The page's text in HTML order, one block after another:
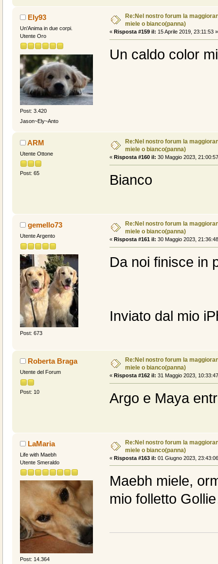
Ely93
Un'Anima in due corpi.
Utente Oro
Post: 3.420
Jason~Ely~Anto
Re:Nel nostro forum la
miele o bianco(panna)
« Risposta #159 il: 15 Aprile 2019, 23:11:53 »
Un caldo color
ARM
Utente Ottone
Post: 65
Re:Nel nostro forum la
miele o bianco(panna)
« Risposta #160 il: 30 Maggio 2023,
Bianco
gemello73
Utente Argento
Post: 673
Re:Nel nostro forum la
miele o bianco(panna)
« Risposta #161 il: 30 Maggio 2023,
Da noi finisce in
Inviato dal mio
Roberta Braga
Utente del Forum
Post: 10
Re:Nel nostro forum la
miele o bianco(panna)
« Risposta #162 il: 31 Maggio 2023,
Argo e Maya
LaMaria
Life with Maebh
Utente Smeraldo
Post: 14.364
Re:Nel nostro forum la
miele o bianco(panna)
« Risposta #163 il: 01 Giugno 2023,
Maebh miele,
mio folletto